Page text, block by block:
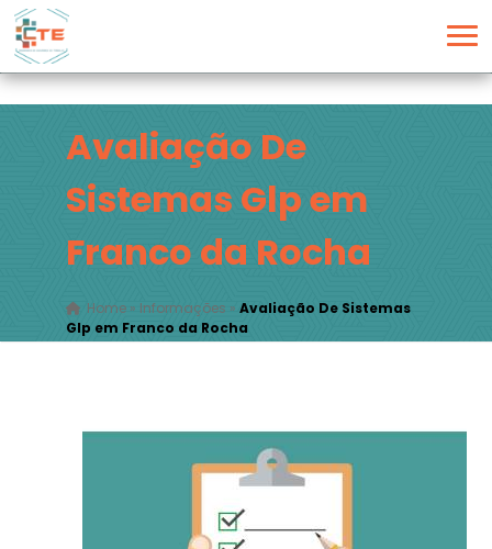
Avaliação De
Sistemas Glp em
Franco da Rocha
Home» Informações » Avaliação De Sistemas
Glp em Franco da Rocha